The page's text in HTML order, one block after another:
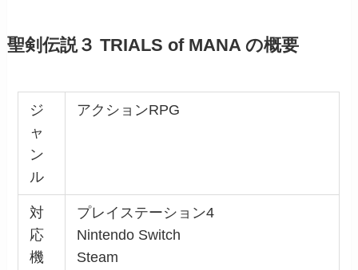
聖剣伝説３ TRIALS of MANA の概要
ジ
ャ
ン
ル
アクションRPG
対
応
機
プレイステーション4
Nintendo Switch
Steam